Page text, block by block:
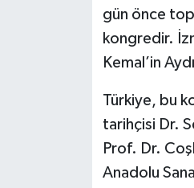
gün önce
kongredir.
Kemal’in
Türkiye, bu
tarihçisi Dr.
Prof. Dr.
Anadolu